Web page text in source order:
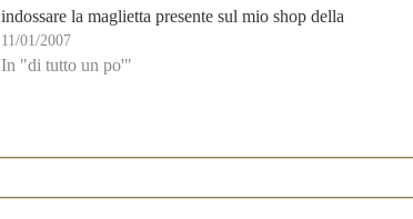
indossare la maglietta presente sul mio shop della
BlogBabel. Peccato che SpreadShop dopo…
11/01/2007
In "di tutto un po'"